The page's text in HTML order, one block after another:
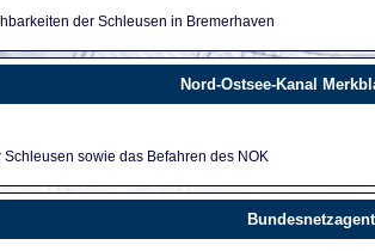
der Schleusen in Bremerhaven
Nord-Ostsee-Kanal
sowie das Befahren des NOK